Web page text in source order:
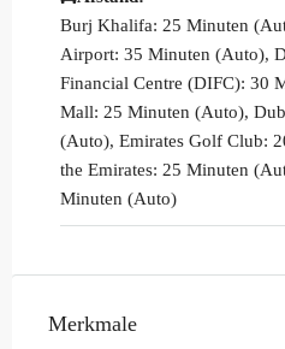
Burj Khalifa: 25 Minuten
Airport: 35 Minuten (Auto),
Financial Centre (DIFC): 30
Mall: 25 Minuten (Auto),
(Auto), Emirates Golf Club:
the Emirates: 25 Minuten
Minuten (Auto)
Merkmale